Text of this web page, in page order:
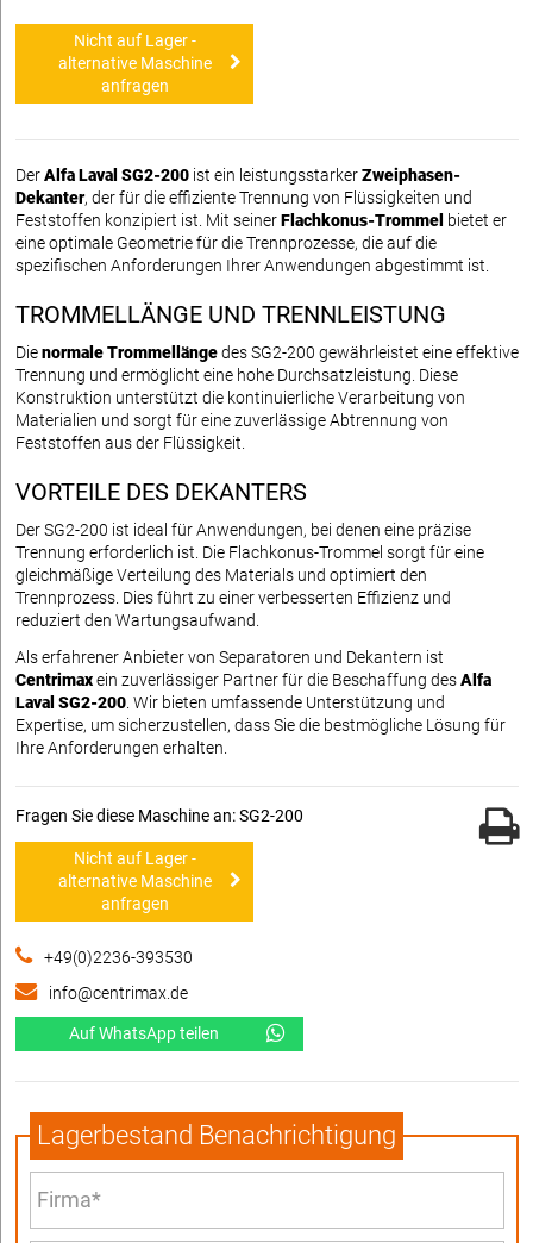
Nicht auf Lager -
alternative Maschine
anfragen
DerAlfa Laval SG2-200 ist ein leistungsstarkerZweiphasen-
Dekanter, der für die effiziente Trennung von Flüssigkeiten und
Feststoffen konzipiert ist. Mit seinerFlachkonus-Trommel bietet er
eine optimale Geometrie für die Trennprozesse, die auf die
spezifischen Anforderungen Ihrer Anwendungen abgestimmt ist.
TROMMELLÄNGE UND TRENNLEISTUNG
Dienormale Trommellängedes SG2-200 gewährleistet eine effektive
Trennung und ermöglicht eine hohe Durchsatzleistung. Diese
Konstruktion unterstützt die kontinuierliche Verarbeitung von
Materialien und sorgt für eine zuverlässige Abtrennung von
Feststoffen aus der Flüssigkeit.
VORTEILE DES DEKANTERS
Der SG2-200 ist ideal für Anwendungen, bei denen eine präzise
Trennung erforderlich ist. Die Flachkonus-Trommel sorgt für eine
gleichmäßige Verteilung des Materials und optimiert den
Trennprozess. Dies führt zu einer verbesserten Effizienz und
reduziert den Wartungsaufwand.
Als erfahrener Anbieter von Separatoren und Dekantern ist
Centrimaxein zuverlässiger Partner für die Beschaffung desAlfa
Laval SG2-200. Wir bieten umfassende Unterstützung und
Expertise, um sicherzustellen, dass Sie die bestmögliche Lösung für
Ihre Anforderungen erhalten.
Fragen Sie diese Maschine an: SG2-200
Nicht auf Lager -
alternative Maschine
anfragen
+49(0)2236-393530
info@centrimax.de
Auf WhatsApp teilen
Lagerbestand Benachrichtigung